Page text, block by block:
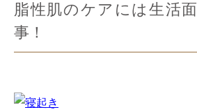
脂性肌のケアには生活
事！